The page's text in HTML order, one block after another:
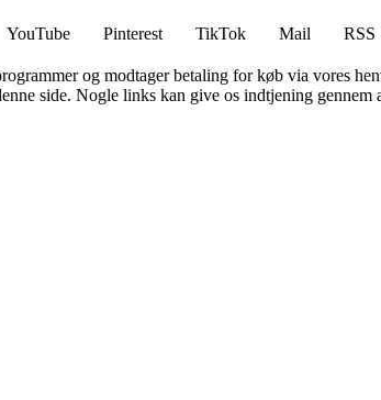
YouTube Pinterest TikTok Mail
RSS
og modtager betaling for køb via vores
side. Nogle links kan give os indtjening